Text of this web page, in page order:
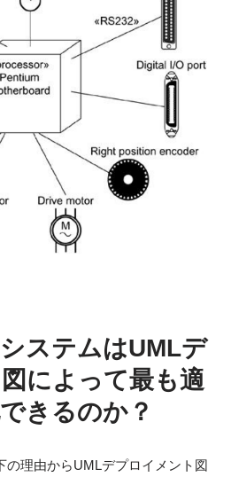
ステムはUMLデ
によって最も適
きるのか？
の理由からUMLデプロイメント図